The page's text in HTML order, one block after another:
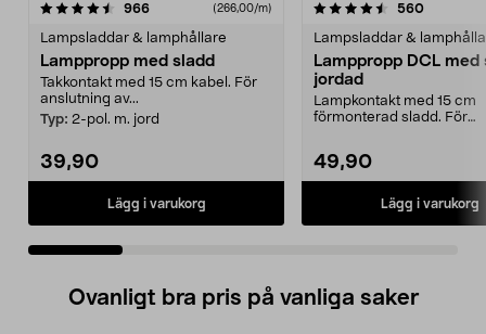
966recensioner(266,00/m)
Lampsladdar & lamphållare
Lamppropp med sladd
Takkontakt med 15 cm kabel. För
anslutning av...
Typ: 2-pol. m. jord
39,90
Lägg i varukorg
4.5 av 5 stjärnor 560
Lampsladdar &
Lamppropp DCL med
jordad
Lampkontakt med 15 cm
förmonterad sladd. För
49,90
Lägg i varukorg
4.0 av 5 stjärnor
Ovanligt bra pris på vanliga saker